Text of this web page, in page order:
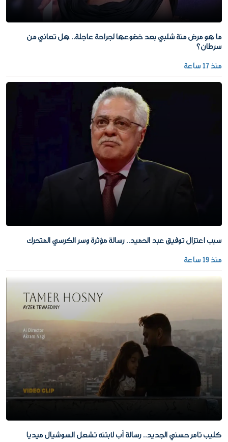
ما هو مرض منة شلبي بعد خضوعها لجراحة عاجلة.. هل تعاني من
سرطان؟
منذ 17 ساعة
سبب اعتزال توفيق عبد الحميد.. رسالة مؤثرة وسر الكرسي المتحرك
منذ 19 ساعة
كليب تامر حسني الجديد.. رسالة أب لابتنه تشعل السوشيال ميديا